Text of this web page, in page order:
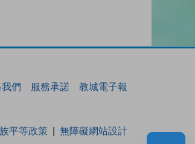
們 服務承諾 教城電子報
平等政策 無障礙網站設計